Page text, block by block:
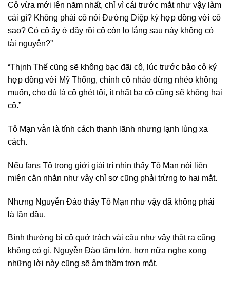
Cô vừa mới lên năm nhất, chỉ vì cái trước mắt như vậy làm
cái gì? Không phải cô nói Đường Diệp ký hợp đồng với cô
sao? Có cô ấy ở đây rồi cô còn lo lắng sau này không có
tài nguyên?”
“Thịnh Thế cũng sẽ không bạc đãi cô, lúc trước bảo cô ký
hợp đồng với Mỹ Thống, chính cô nháo đừng nhéo không
muốn, cho dù là cô ghét tôi, ít nhất ba cô cũng sẽ không hại
cô.”
Tô Mạn vẫn là tính cách thanh lãnh nhưng lạnh lùng xa
cách.
Nếu fans Tô trong giới giải trí nhìn thấy Tô Mạn nói liên
miên cằn nhằn như vậy chỉ sợ cũng phải trừng to hai mắt.
Nhưng Nguyễn Đào thấy Tô Mạn như vậy đã không phải
là lần đầu.
Bình thường bị cô quở trách vài câu như vậy thật ra cũng
không có gì, Nguyễn Đào tâm lớn, hơn nữa nghe xong
những lời này cũng sẽ âm thầm trợn mắt.